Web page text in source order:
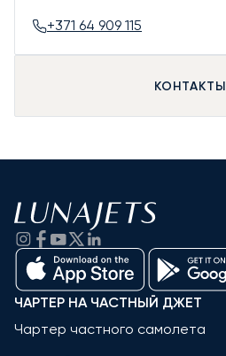
+371 64 909 115
КОНТАКТЫ
ЧАРТЕР НА ЧАСТНЫЙ ДЖЕТ
Чартер частного самолета